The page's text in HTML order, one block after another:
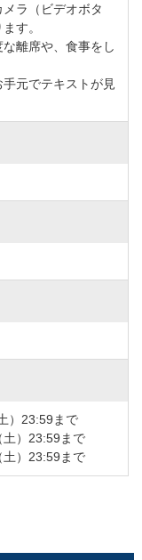
ラ（ビデオボタ
す。
離席や、食事をし
元でテキストが見
）23:59まで
土）23:59まで
土）23:59まで